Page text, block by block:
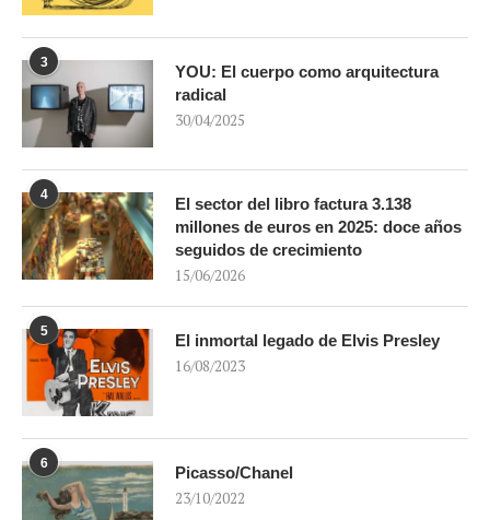
3
YOU: El cuerpo como arquitectura
radical
30/04/2025
4
El sector del libro factura 3.138
millones de euros en 2025: doce años
seguidos de crecimiento
15/06/2026
5
El inmortal legado de Elvis Presley
16/08/2023
6
Picasso/Chanel
23/10/2022